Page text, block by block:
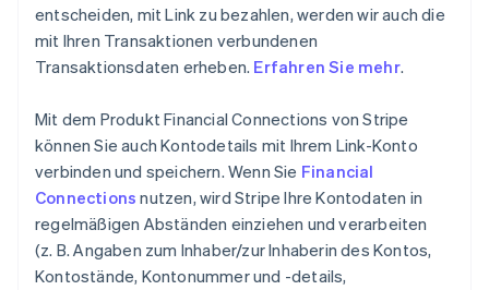
entscheiden, mit Link zu bezahlen, werden wir auch die
mit Ihren Transaktionen verbundenen
Transaktionsdaten erheben. Erfahren Sie mehr.
Mit dem Produkt Financial Connections von Stripe
können Sie auch Kontodetails mit Ihrem Link-Konto
verbinden und speichern. Wenn Sie Financial
Connections nutzen, wird Stripe Ihre Kontodaten in
regelmäßigen Abständen einziehen und verarbeiten
(z. B. Angaben zum Inhaber/zur Inhaberin des Kontos,
Kontostände, Kontonummer und -details,